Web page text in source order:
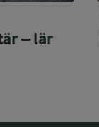
– lär